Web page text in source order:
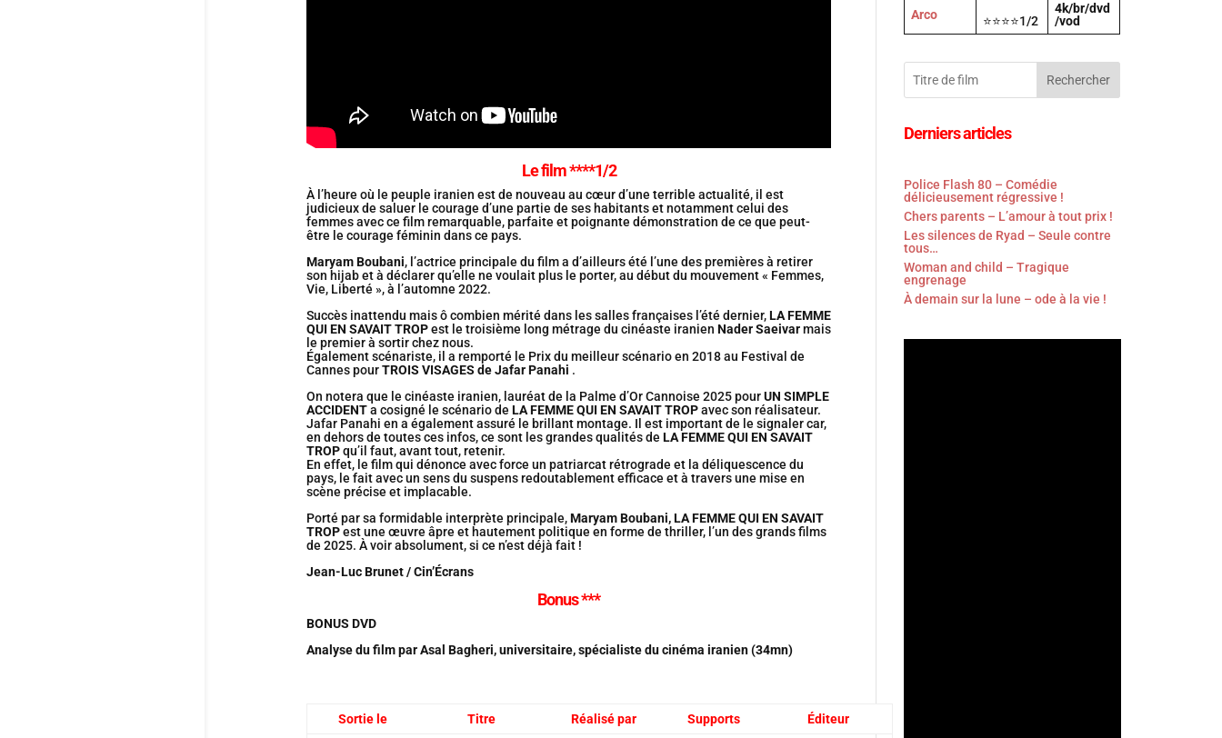
Le film ****1/2
À l’heure où le peuple iranien est de nouveau au cœur d’une terrible actualité, il est
judicieux de saluer le courage d’une partie de ses habitants et notamment celui des
femmes avec ce film remarquable, parfaite et poignante démonstration de ce que peut-
être le courage féminin dans ce pays.
Maryam Boubani, l’actrice principale du film a d’ailleurs été l’une des premières à retirer
son hijab et à déclarer qu’elle ne voulait plus le porter, au début du mouvement « Femmes,
Vie, Liberté », à l’automne 2022.
Succès inattendu mais ô combien mérité dans les salles françaises l’été dernier,LA FEMME
QUI EN SAVAIT TROPest le troisième long métrage du cinéaste iranien Nader Saeivarmais
le premier à sortir chez nous.
Également scénariste, il a remporté le Prix du meilleur scénario en 2018 au Festival de
Cannes pourTROIS VISAGES de Jafar Panahi .
On notera que le cinéaste iranien, lauréat de la Palme d’Or Cannoise 2025 pourUN SIMPLE
ACCIDENTa cosigné le scénario de LA FEMME QUI EN SAVAIT TROPavec son réalisateur.
Jafar Panahi en a également assuré le brillant montage. Il est important de le signaler car,
en dehors de toutes ces infos, ce sont les grandes qualités de LA FEMME QUI EN SAVAIT
TROPqu’il faut, avant tout, retenir.
En effet, le film qui dénonce avec force un patriarcat rétrograde et la déliquescence du
pays, le fait avec un sens du suspens redoutablement efficace et à travers une mise en
scène précise et implacable.
Porté par sa formidable interprète principale,Maryam Boubani, LA FEMME QUI EN SAVAIT
TROPest une œuvre âpre et hautement politique en forme de thriller, l’un des grands films
de 2025. À voir absolument, si ce n’est déjà fait !
Jean-Luc Brunet / Cin’Écrans
Bonus ***
BONUS DVD
Analyse du film par Asal Bagheri, universitaire, spécialiste du cinéma iranien (34mn)
Sortie le Titre Réalisé par Supports
Éditeur
Arco ⭐⭐⭐⭐1/2
4k/br/dvd
/vod
Rechercher
Derniers articles
Police Flash 80 – Comédie
délicieusement régressive !
Chers parents – L’amour à tout prix !
Les silences de Ryad – Seule contre
tous…
Woman and child – Tragique
engrenage
À demain sur la lune – ode à la vie !